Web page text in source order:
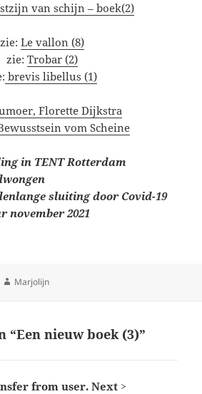
van schijn – boek(2)
zie: Le vallon (8)
zie: Trobar (2)
brevis libellus (1)
Florette Dijkstra
vom Scheine
in TENT Rotterdam
sluiting door Covid-19
november 2021
Author
Marjolijn
“Een nieuw boek (3)”
from user. Next >